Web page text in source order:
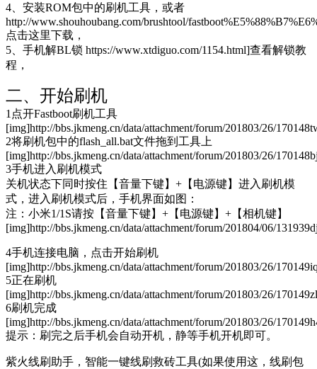
4、安装ROM包中的刷机工具，或者
http://www.shouhoubang.com/brushtool/
点击这里下载，
5、手机解BL锁 https://www.xtdiguo.com/1154.html]查看解锁教
程，
二、开始刷机
1点开Fastboot刷机工具
[img]http://bbs.jkmeng.cn/data/attachment/forum/201803/26/
2将刷机包中的flash_all.bat文件拖到工具上
[img]http://bbs.jkmeng.cn/data/attachment/forum/201803/26/
3手机进入刷机模式
关机状态下同时按住【音量下键】+【电源键】进入刷机模
式，进入刷机模式后，手机界面如图：
注：小米1/1S请按【音量下键】+【电源键】+【相机键】
[img]http://bbs.jkmeng.cn/data/attachment/forum/201804/06/
4手机连接电脑，点击开始刷机
[img]http://bbs.jkmeng.cn/data/attachment/forum/201803/26/
5正在刷机
[img]http://bbs.jkmeng.cn/data/attachment/forum/201803/26/
6刷机完成
[img]http://bbs.jkmeng.cn/data/attachment/forum/201803/26/
提示：刷完之后手机会自动开机，静等手机开机即可。
紫火线刷助手，智能一键线刷救砖工具(如果使用这，线刷包